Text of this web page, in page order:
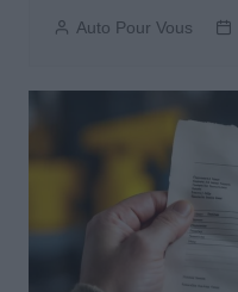
Auto Pour Vous